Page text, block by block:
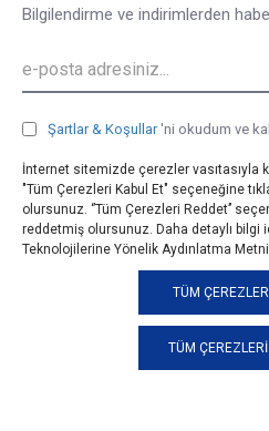
Bilgilendirme ve indirimlerden
Şartlar & Koşullar 'ni okudum ve
© 2025, taji.com.tr, Tüm Hakları
TÜM
İnternet sitemizde çerezler vasıtasıyla
"Tüm Çerezleri Kabul Et" seçeneğine
olursunuz. ‘’Tüm Çerezleri Reddet’’
reddetmiş olursunuz. Daha detaylı bilgi
Teknolojilerine Yönelik Aydınlatma
TÜM